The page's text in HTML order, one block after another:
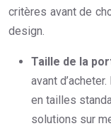
critères avant de
design.
Taille de la
avant
en tailles
solutions sur